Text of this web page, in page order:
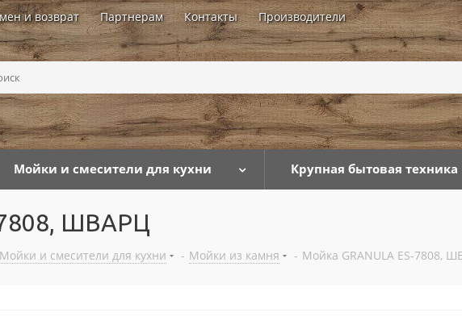
и возврат Партнерам Контакты Производители ...
Мойки и смесители для кухни Крупная бытовая техника
7808, ШВАРЦ
Мойки и смесители для кухни - Мойки из камня - Мойка GRANULA ES-7808,